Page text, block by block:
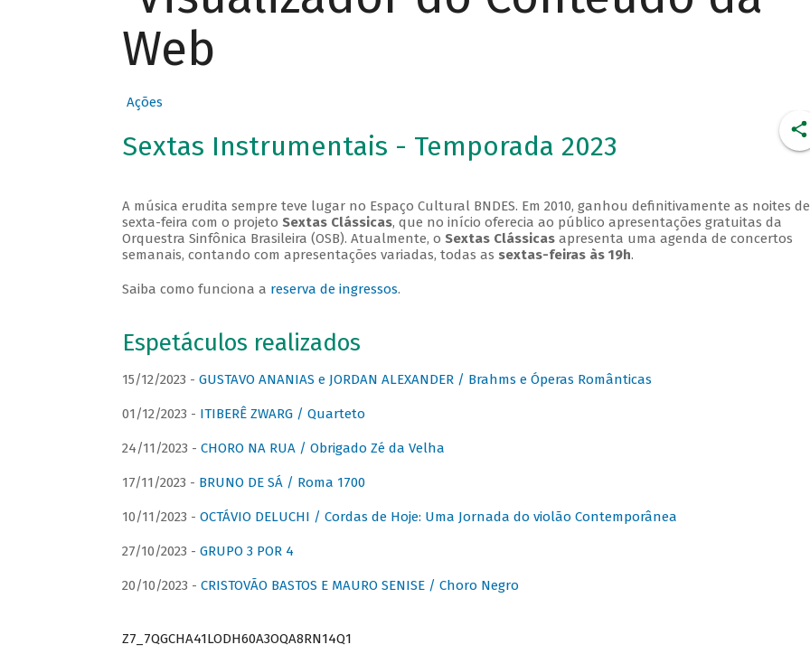
Web
Ações
Sextas Instrumentais - Temporada 2023
A música erudita sempre teve lugar no Espaço Cultural BNDES. Em 2010, ganhou definitivamente as noites de
sexta-feira com o projeto Sextas Clássicas, que no início oferecia ao público apresentações gratuitas da
Orquestra Sinfônica Brasileira (OSB). Atualmente, o Sextas Clássicasapresenta uma agenda de concertos
semanais, contando com apresentações variadas, todas as sextas-feiras às 19h.
Saiba como funciona a reserva de ingressos.
Espetáculos realizados
15/12/2023 - GUSTAVO ANANIAS e JORDAN ALEXANDER / Brahms e Óperas Românticas
01/12/2023 - ITIBERÊ ZWARG / Quarteto
24/11/2023 - CHORO NA RUA / Obrigado Zé da Velha
17/11/2023 - BRUNO DE SÁ / Roma 1700
10/11/2023 - OCTÁVIO DELUCHI / Cordas de Hoje: Uma Jornada do violão Contemporânea
27/10/2023 - GRUPO 3 POR 4
20/10/2023 - CRISTOVÃO BASTOS E MAURO SENISE / Choro Negro
Z7_7QGCHA41LODH60A3OQA8RN14Q1